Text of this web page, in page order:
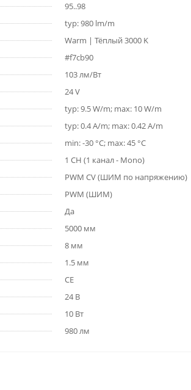
95..98
typ: 980 lm/m
Warm | Тёплый 3000 K
#f7cb90
103 лм/Вт
24 V
typ: 9.5 W/m; max: 10 W/m
typ: 0.4 A/m; max: 0.42 A/m
min: -30 °C; max: 45 °C
1 CH (1 канал - Mono)
PWM СV (ШИМ по напряжению)
PWM (ШИМ)
Да
5000 мм
8 мм
1.5 мм
CE
24 В
10 Вт
980 лм